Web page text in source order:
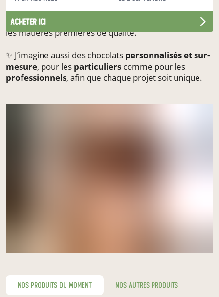
acheter ici
🌿 Je défends lelocal, leterroiret lebien manger,
en mettant à l’honneur les
et
les matières premières de qualité.
✨ J’imagine aussi des chocolats personnalisés et sur-
mesure, pour les particuliers comme pour les
professionnels, afin que chaque projet soit unique.
nos produits du moment nos autres produits